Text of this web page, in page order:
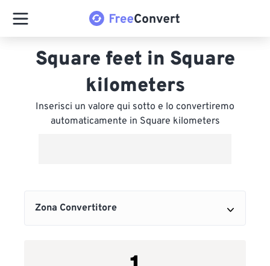
Square feet in Square
kilometers
Inserisci un valore qui sotto e lo convertiremo
automaticamente in Square kilometers